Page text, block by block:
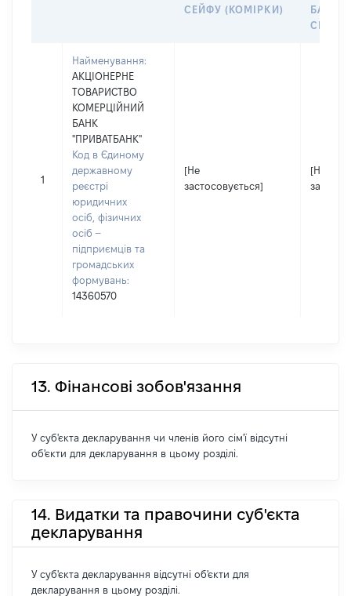
СЕЙФУ (КОМІРКИ)
СЕЙФУ
1
Найменування:
АКЦІОНЕРНЕ
ТОВАРИСТВО
КОМЕРЦІЙНИЙ
БАНК
"ПРИВАТБАНК"
Код в Єдиному
державному
реєстрі
юридичних
осіб, фізичних
осіб –
підприємців та
громадських
формувань:
14360570
[Не
застосовується]
[Не
13. Фінансові зобов'язання
У суб'єкта декларування чи членів його сім'ї відсутні
об'єкти для декларування в цьому розділі.
14. Видатки та правочини суб'єкта
декларування
У суб'єкта декларування відсутні об'єкти для
декларування в цьому розділі.